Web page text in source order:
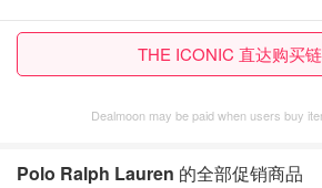
THE ICONIC 直达购买
Dealmoon may be paid when users buy
Polo Ralph Lauren 的全部促销商品